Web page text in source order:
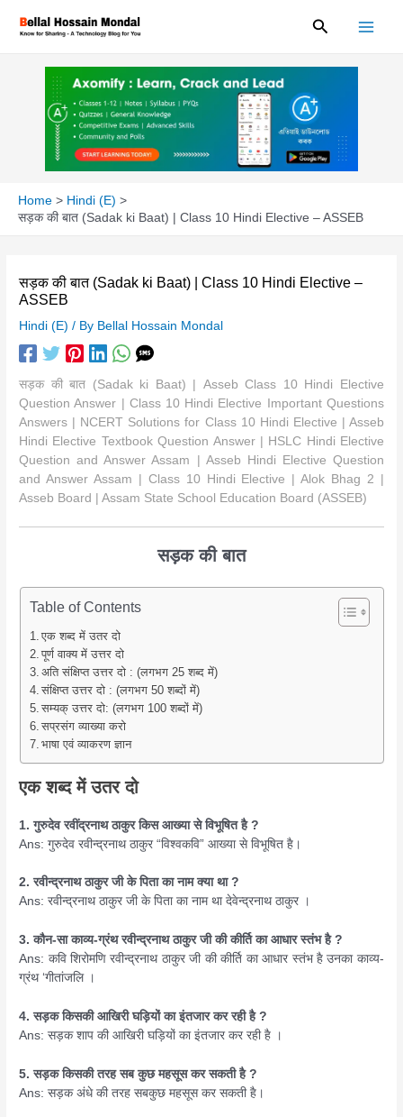
Search
Home
Hindi (E)
सड़क की बात (Sadak ki Baat) | Class 10 Hindi Elective – ASSEB
सड़क की बात (Sadak ki Baat) | Class 10 Hindi Elective –
ASSEB
Hindi (E) / By Bellal Hossain Mondal
सड़क की बात (Sadak ki Baat) | Asseb Class 10 Hindi Elective
Question Answer | Class 10 Hindi Elective Important Questions
Answers | NCERT Solutions for Class 10 Hindi Elective | Asseb
Hindi Elective Textbook Question Answer | HSLC Hindi Elective
Question and Answer Assam | Asseb Hindi Elective Question
and Answer Assam | Class 10 Hindi Elective | Alok Bhag 2 |
Asseb Board | Assam State School Education Board (ASSEB)
सड़क की बात
Table of Contents
एक शब्द में उतर दो
पूर्ण वाक्य में उत्तर दो
अति संक्षिप्त उत्तर दो : (लगभग 25 शब्द में)
संक्षिप्त उत्तर दो : (लगभग 50 शब्दों में)
सम्यक् उत्तर दो: (लगभग 100 शब्दों में)
सप्रसंग व्याख्या करो
भाषा एवं व्याकरण ज्ञान
एक शब्द में उतर दो
1. गुरुदेव रवींद्रनाथ ठाकुर किस आख्या से विभूषित है ?
Ans: गुरुदेव रवीन्द्रनाथ ठाकुर “विश्वकवि” आख्या से विभूषित है।
2. रवीन्द्रनाथ ठाकुर जी के पिता का नाम क्या था ?
Ans: रवीन्द्रनाथ ठाकुर जी के पिता का नाम था देवेन्द्रनाथ ठाकुर ।
3. कौन-सा काव्य-ग्रंथ रवीन्द्रनाथ ठाकुर जी की कीर्ति का आधार स्तंभ है ?
Ans: कवि शिरोमणि रवीन्द्रनाथ ठाकुर जी की कीर्ति का आधार स्तंभ है उनका काव्य-
ग्रंथ ‘गीतांजलि ।
4. सड़क किसकी आखिरी घड़ियों का इंतजार कर रही है ?
Ans: सड़क शाप की आखिरी घड़ियों का इंतजार कर रही है ।
5. सड़क किसकी तरह सब कुछ महसूस कर सकती है ?
Ans: सड़क अंधे की तरह सबकुछ महसूस कर सकती है।